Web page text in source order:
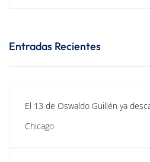
Entradas Recientes
El 13 de Oswaldo Guillén ya
Chicago